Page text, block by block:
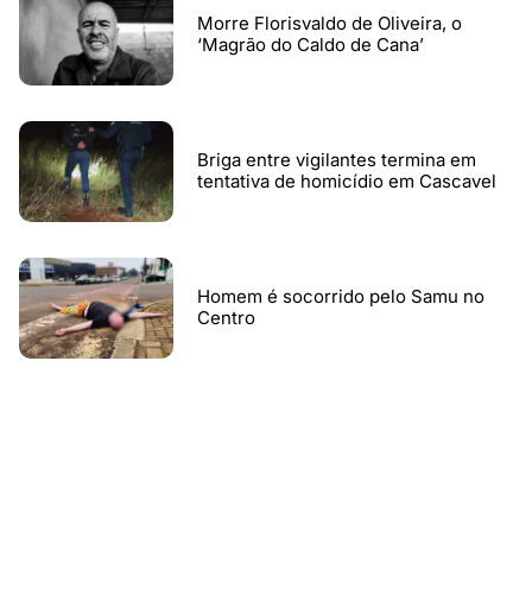
Morre Florisvaldo de Oliveira, o
‘Magrão do Caldo de Cana’
Briga entre vigilantes termina em
tentativa de homicídio em Cascavel
Homem é socorrido pelo Samu no
Centro